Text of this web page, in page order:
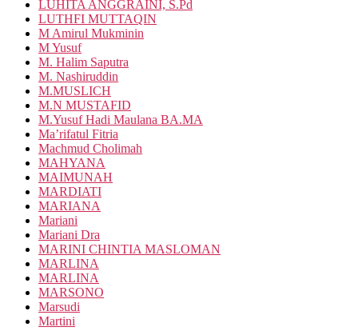
LUHITA ANGGRAINI, S.Pd
LUTHFI MUTTAQIN
M Amirul Mukminin
M Yusuf
M. Halim Saputra
M. Nashiruddin
M.MUSLICH
M.N MUSTAFID
M.Yusuf Hadi Maulana BA.MA
Ma’rifatul Fitria
Machmud Cholimah
MAHYANA
MAIMUNAH
MARDIATI
MARIANA
Mariani
Mariani Dra
MARINI CHINTIA MASLOMAN
MARLINA
MARLINA
MARSONO
Marsudi
Martini